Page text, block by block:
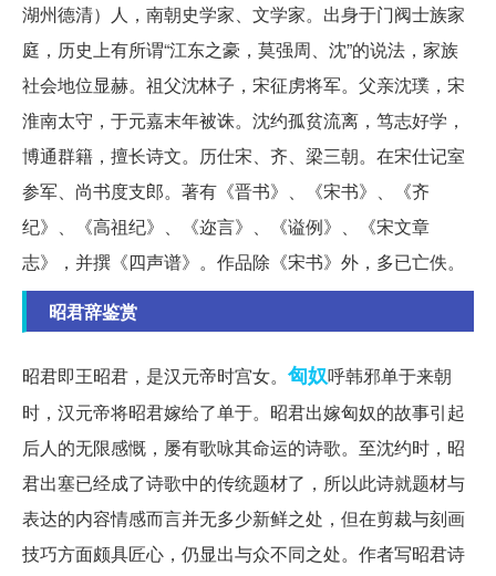
湖州德清）人，南朝史学家、文学家。出身于门阀士族家
庭，历史上有所谓“江东之豪，莫强周、沈”的说法，家族
社会地位显赫。祖父沈林子，宋征虏将军。父亲沈璞，宋
淮南太守，于元嘉末年被诛。沈约孤贫流离，笃志好学，
博通群籍，擅长诗文。历仕宋、齐、梁三朝。在宋仕记室
参军、尚书度支郎。著有《晋书》、《宋书》、《齐
纪》、《高祖纪》、《迩言》、《谥例》、《宋文章
志》，并撰《四声谱》。作品除《宋书》外，多已亡佚。
昭君辞鉴赏
昭君即王昭君，是汉元帝时宫女。 匈奴呼韩邪单于来朝
时，汉元帝将昭君嫁给了单于。昭君出嫁匈奴的故事引起
后人的无限感慨，屡有歌咏其命运的诗歌。至沈约时，昭
君出塞已经成了诗歌中的传统题材了，所以此诗就题材与
表达的内容情感而言并无多少新鲜之处，但在剪裁与刻画
技巧方面颇具匠心，仍显出与众不同之处。作者写昭君诗